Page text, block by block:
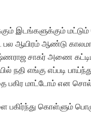
இடங்களுக்கும்
ஆயிரம் ஆண்டு
சாகர் அணை கட்டிய
நதி எங்கு எப்படி
மாட்டோம் என
கொள்ளும்